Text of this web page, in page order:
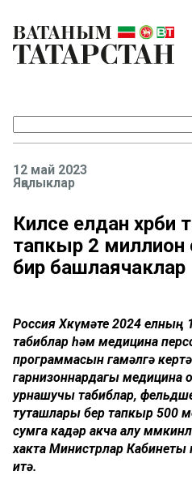
12 май 2023
Яңалыклар
Киләсе елдан хәрби
тапкыр 2 миллион
бирә башлаячаклар
Россия Хөкүмәте 2024
табиблар һәм медицина
программасын гамәлгә
гарнизоннардагы медицина
урнашучы табиблар,
туташлары бер тапкыр 500
сумга кадәр акча алу
хакта Министрлар Кабинеты
итә.